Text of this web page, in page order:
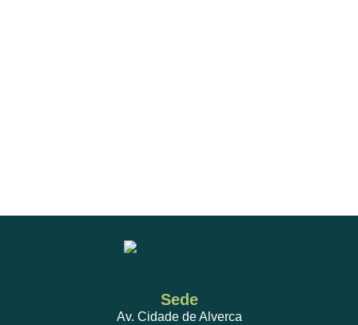
Sede
Av. Cidade de Alverca